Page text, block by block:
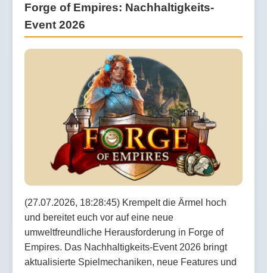
Forge of Empires: Nachhaltigkeits-
Event 2026
(27.07.2026, 18:28:45) Krempelt die Ärmel hoch
und bereitet euch vor auf eine neue
umweltfreundliche Herausforderung in Forge of
Empires. Das Nachhaltigkeits-Event 2026 bringt
aktualisierte Spielmechaniken, neue Features und